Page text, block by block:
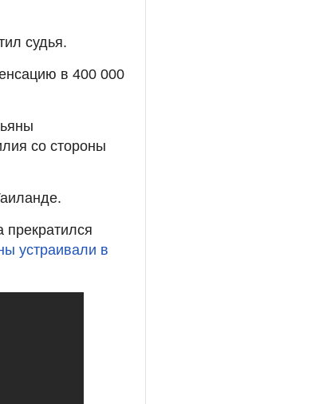
судья.
в 400 000
со стороны
прекратился
устраивали в